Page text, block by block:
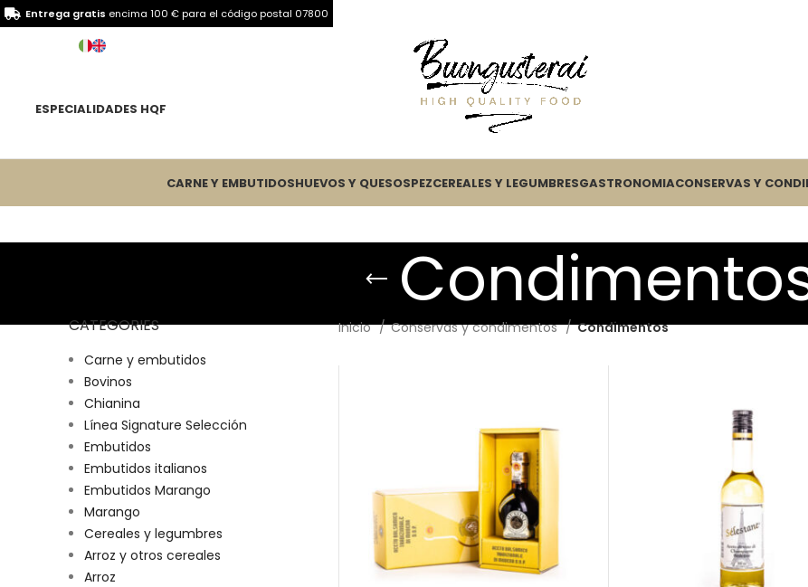
ESPECIALIDADES HQF
CARNE Y EMBUTIDOSHUEVOS Y QUESOSPEZCEREALES Y LEGUMBRESGASTRONOMIACONSERVAS Y
CATEGORIES
Carne y embutidos
Bovinos
Chianina
Línea Signature Selección
Embutidos
Embutidos italianos
Embutidos Marango
Marango
Cereales y legumbres
Arroz y otros cereales
Arroz
Inicio Conservas y condimentos Condimentos
Entrega gratis encima 100 € para el código postal 07800